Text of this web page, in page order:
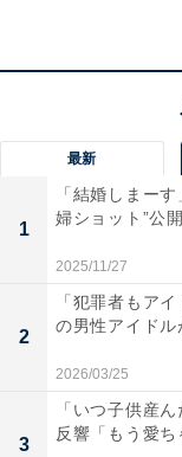
最新
1
「結婚しまー
婦ショット”公
2025/11/27
2
「犯罪者もア
の男性アイド
2026/03/25
3
「いつ子供産
反響「もう愛